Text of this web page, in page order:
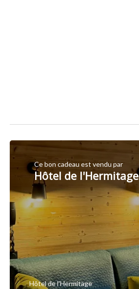
Ce bon cadeau est vendu par
Hôtel de l'Hermitage
Hôtel de l'Hermitage